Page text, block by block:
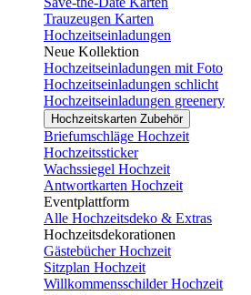
Trauzeugen Karten
Hochzeitseinladungen
Neue Kollektion
Hochzeitseinladungen mit Foto
Hochzeitseinladungen schlicht
Hochzeitseinladungen greenery
Hochzeitskarten Zubehör
Briefumschläge Hochzeit
Hochzeitssticker
Wachssiegel Hochzeit
Antwortkarten Hochzeit
Eventplattform
Alle Hochzeitsdeko & Extras
Hochzeitsdekorationen
Gästebücher Hochzeit
Sitzplan Hochzeit
Willkommensschilder Hochzeit